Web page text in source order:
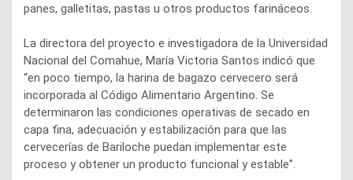
panes, galletitas, pastas u otros productos farináceos.
La directora del proyecto e investigadora de la Universidad
Nacional del Comahue, María Victoria Santos indicó que
“en poco tiempo, la harina de bagazo cervecero será
incorporada al Código Alimentario Argentino. Se
determinaron las condiciones operativas de secado en
capa fina, adecuación y estabilización para que las
cervecerías de Bariloche puedan implementar este
proceso y obtener un producto funcional y estable”.